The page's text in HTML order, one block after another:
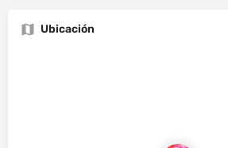
Ubicación